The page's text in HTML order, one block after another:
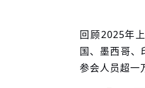
回顾2025年
国、墨西哥、
参会人员超一